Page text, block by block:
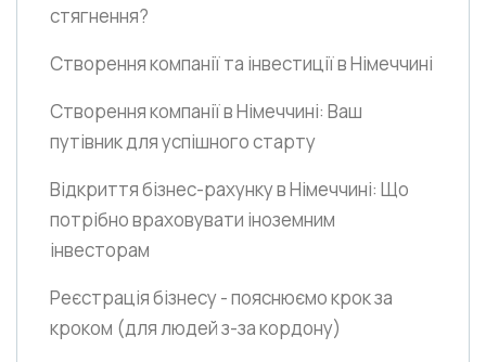
стягнення?
Створення компанії та інвестиції в Німеччині
Створення компанії в Німеччині: Ваш
путівник для успішного старту
Відкриття бізнес-рахунку в Німеччині: Що
потрібно враховувати іноземним
інвесторам
Реєстрація бізнесу - пояснюємо крок за
кроком (для людей з-за кордону)